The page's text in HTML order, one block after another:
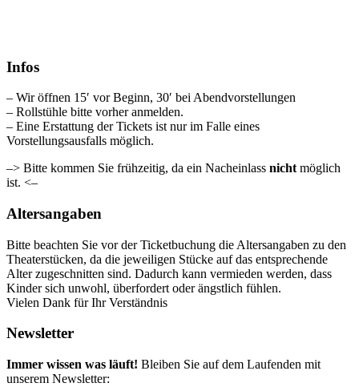
Infos
– Wir öffnen 15′ vor Beginn, 30′ bei Abendvorstellungen
– Rollstühle bitte vorher anmelden.
– Eine Erstattung der Tickets ist nur im Falle eines
Vorstellungsausfalls möglich.
–> Bitte kommen Sie frühzeitig, da ein Nacheinlass nicht möglich
ist. <–
Altersangaben
Bitte beachten Sie vor der Ticketbuchung die Altersangaben zu den
Theaterstücken, da die jeweiligen Stücke auf das entsprechende
Alter zugeschnitten sind. Dadurch kann vermieden werden, dass
Kinder sich unwohl, überfordert oder ängstlich fühlen.
Vielen Dank für Ihr Verständnis
Newsletter
Immer wissen was läuft! Bleiben Sie auf dem Laufenden mit
unserem Newsletter: